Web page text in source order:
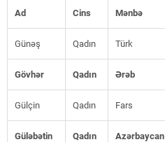
Ad Cins Mənbə
Günəş Qadın Türk
Gövhər Qadın Ərəb
Gülçin Qadın Fars
Güləbətin Qadın Azərbaycan